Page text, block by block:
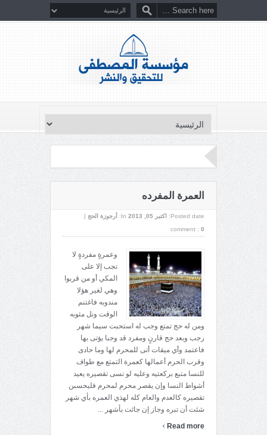
العمرة المفرده
Posted date: اکتبر 05, 2013 In: أرجوزة الحج |
comment : 0
وعمرةٍ مفردةٍ لا
تجب إلا على
المكي أو من قربوا
وهي لغير هؤلا
مندوبه فاغتنم
الوقت ونل مثوبه
ومن له حج تمتع وجب له استحبت سيما شهر
رجب وبعد حج قارنٍ ومفرد قد وجبا يؤتى بها
فاعتمد وأي ميقات أتى للمحرم لها وما حادى
وقرب الحرم أعمالها كعمرة التمتع مع طواف
للنسا متبع بركعتيه وعليه لو نسى تقصيره يعيد
أشواط النسا وإن يقصر محرم لمحرم فليحسبن
تقصيره كالعدم والعام كله لهذي العمره بأي شهر
شئت أن تبره وجاز إن جائت بأشهر ...
Read more
›